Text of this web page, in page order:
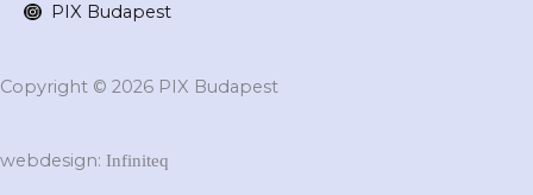
PIX Budapest
Copyright © 2026 PIX Budapest
webdesign: Infiniteq